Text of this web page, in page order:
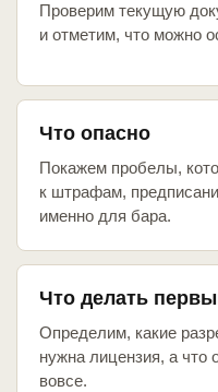
Проверим текущую
и отметим, что можно
Что опасно
Покажем пробелы,
к штрафам,
именно для бара.
Что делать
Определим, какие
нужна лицензия, а что
вовсе.